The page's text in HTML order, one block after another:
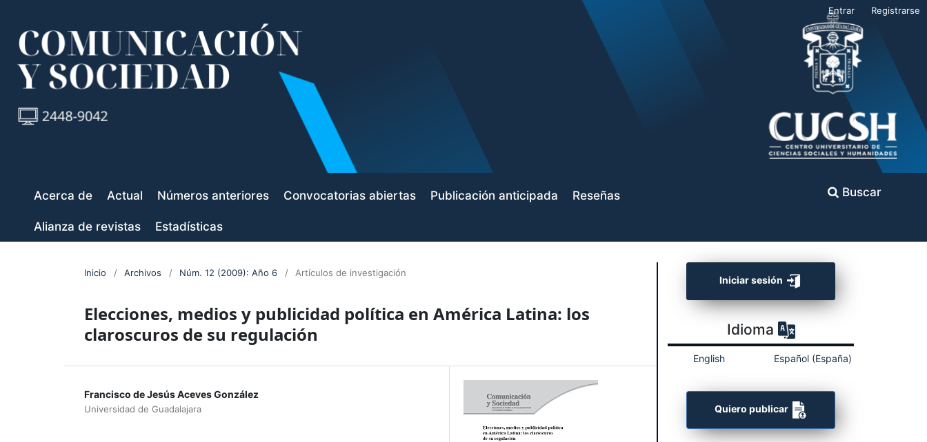
Acerca de Actual Números anteriores Convocatorias abiertas Publicación anticipada Reseñas
Alianza de revistas Estadísticas
Buscar
Entrar Registrarse
Inicio / Archivos / Núm. 12 (2009): Año 6 / Artículos de investigación
Elecciones, medios y publicidad política en América Latina: los
claroscuros de su regulación
Francisco de Jesús Aceves González
Universidad de Guadalajara
Iniciar sesión
Idioma
English Español (España)
Quiero publicar